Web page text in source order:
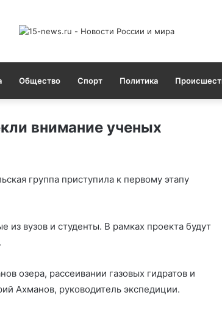
Общество Спорт Политика
внимание ученых
группа приступила к первому этапу
вузов и студенты. В рамках проекта будут
озера, рассеивании газовых гидратов и
Ахманов, руководитель экспедиции.